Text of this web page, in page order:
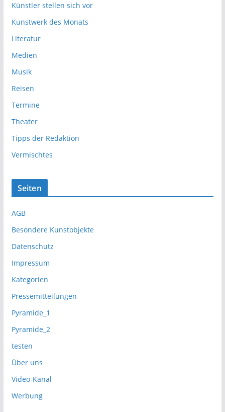
Künstler stellen sich vor
Kunstwerk des Monats
Literatur
Medien
Musik
Reisen
Termine
Theater
Tipps der Redaktion
Vermischtes
Seiten
AGB
Besondere Kunstobjekte
Datenschutz
Impressum
Kategorien
Pressemitteilungen
Pyramide_1
Pyramide_2
testen
Über uns
Video-Kanal
Werbung